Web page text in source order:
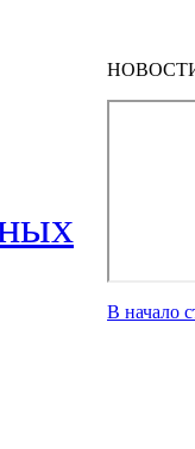
В начало